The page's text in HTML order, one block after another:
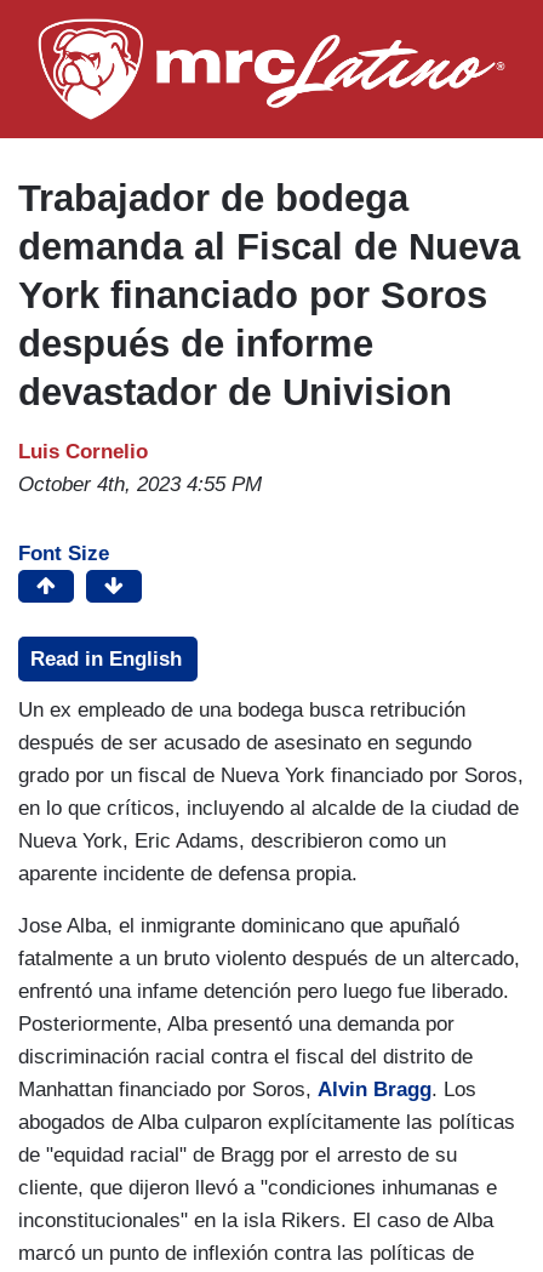
to
main
Trabajador de bodega
demanda al Fiscal de Nueva
York financiado por Soros
después de informe
devastador de Univision
Luis Cornelio
October 4th, 2023 4:55 PM
Font Size
Read in English
Un ex empleado de una bodega busca retribución
después de ser acusado de asesinato en segundo
grado por un fiscal de Nueva York financiado por Soros,
en lo que críticos, incluyendo al alcalde de la ciudad de
Nueva York, Eric Adams, describieron como un
aparente incidente de defensa propia.
Jose Alba, el inmigrante dominicano que apuñaló
fatalmente a un bruto violento después de un altercado,
enfrentó una infame detención pero luego fue liberado.
Posteriormente, Alba presentó una demanda por
discriminación racial contra el fiscal del distrito de
Manhattan financiado por Soros, Alvin Bragg. Los
abogados de Alba culparon explícitamente las políticas
de "equidad racial" de Bragg por el arresto de su
cliente, que dijeron llevó a "condiciones inhumanas e
inconstitucionales" en la isla Rikers. El caso de Alba
marcó un punto de inflexión contra las políticas de